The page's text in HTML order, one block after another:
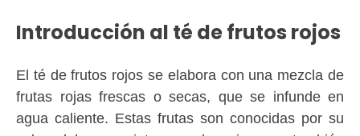
Introducción al té de frutos rojos
El té de frutos rojos se elabora con una mezcla de
frutas rojas frescas o secas, que se infunde en
agua caliente. Estas frutas son conocidas por su